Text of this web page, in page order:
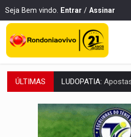
Seja Bem vindo. Entrar / Assinar
ÚLTIMAS
OVNIS NA LUA:
ACABOU COM